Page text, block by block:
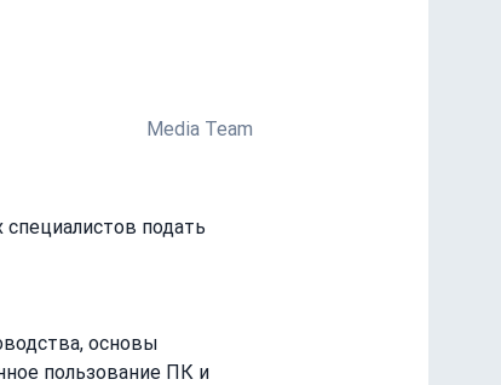
Media Team
подать
основы
пользование ПК и